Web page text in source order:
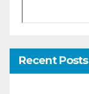
Recent Posts